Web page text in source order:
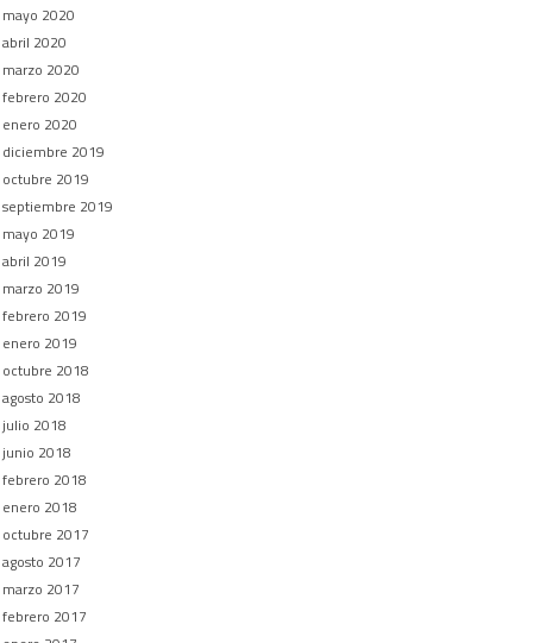
mayo 2020
abril 2020
marzo 2020
febrero 2020
enero 2020
diciembre 2019
octubre 2019
septiembre 2019
mayo 2019
abril 2019
marzo 2019
febrero 2019
enero 2019
octubre 2018
agosto 2018
julio 2018
junio 2018
febrero 2018
enero 2018
octubre 2017
agosto 2017
marzo 2017
febrero 2017